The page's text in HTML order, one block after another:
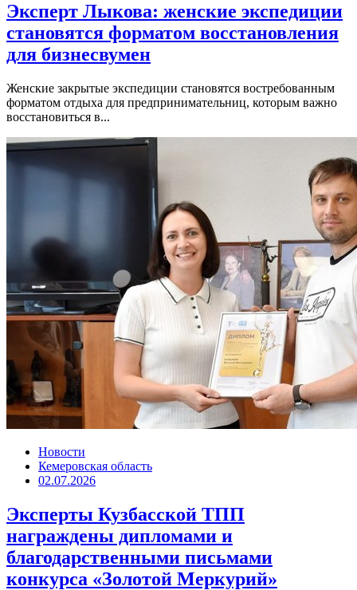
Эксперт Лыкова: женские экспедиции
становятся форматом восстановления
для бизнесвумен
Женские закрытые экспедиции становятся востребованным
форматом отдыха для предпринимательниц, которым важно
восстановиться в...
Новости
Кемеровская область
02.07.2026
Эксперты Кузбасской ТПП
награждены дипломами и
благодарственными письмами
конкурса «Золотой Меркурий»